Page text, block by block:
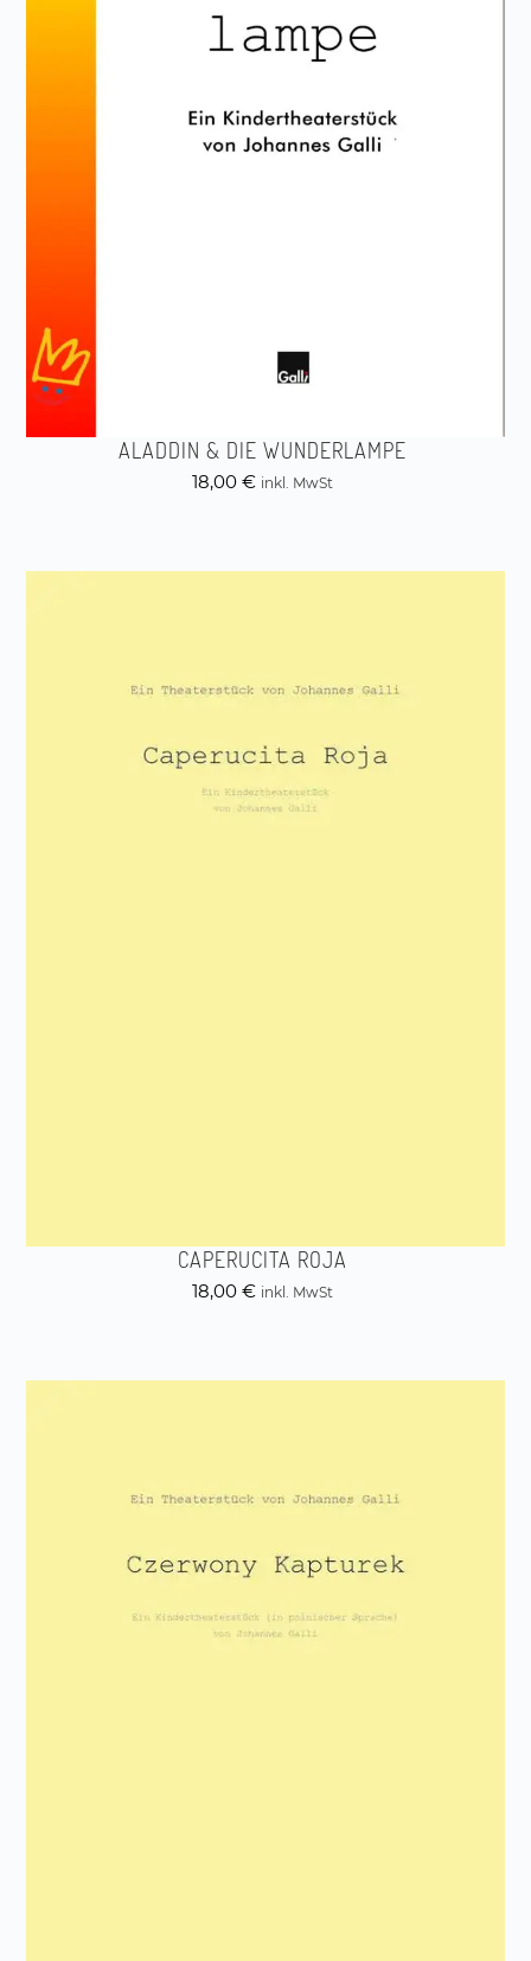
ALADDIN & DIE WUNDERLAMPE
18,00 € inkl. MwSt
CAPERUCITA ROJA
18,00 € inkl. MwSt